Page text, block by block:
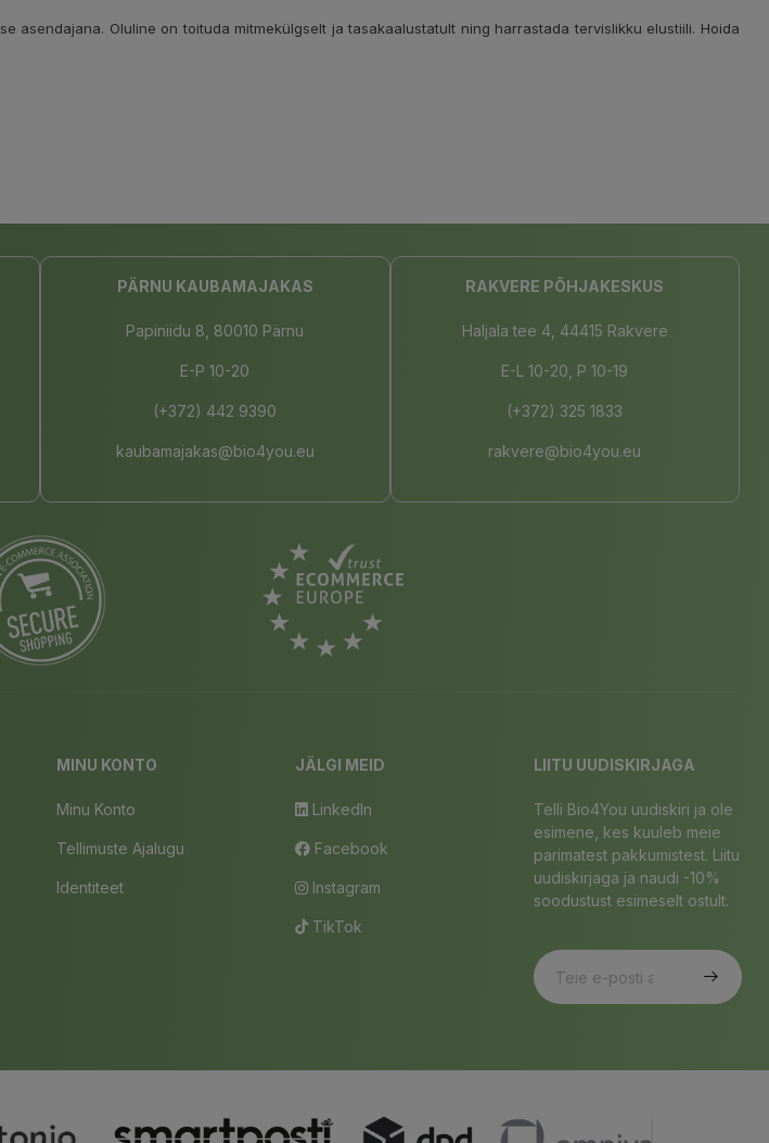
asendajana. Oluline on toituda mitmekülgselt ja tasakaalustatult ning harrastada tervislikku elustiili. Hoida
PÄRNU KAUBAMAJAKAS
Papiniidu 8, 80010 Pärnu
E-P 10-20
(+372) 442 9390
kaubamajakas@bio4you.eu
RAKVERE PÕHJAKESKUS
Haljala tee 4, 44415 Rakvere
E-L 10-20, P 10-19
(+372) 325 1833
rakvere@bio4you.eu
MINU KONTO
Minu Konto
Tellimuste Ajalugu
Identiteet
JÄLGI MEID
LinkedIn
Facebook
Instagram
TikTok
LIITU UUDISKIRJAGA
Telli Bio4You uudiskiri ja ole
esimene, kes kuuleb meie
parimatest pakkumistest. Liitu
uudiskirjaga ja naudi -10%
soodustust esimeselt ostult.